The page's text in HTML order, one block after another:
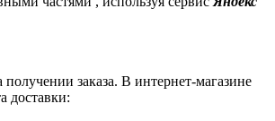
заказа. В интернет-магазине
доставки: